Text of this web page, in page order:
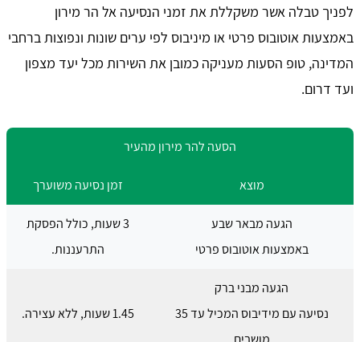
לפניך טבלה אשר משקללת את זמני הנסיעה אל הר מירון
באמצעות אוטובוס פרטי או מיניבוס לפי ערים שונות ונפוצות ברחבי
המדינה, טופ הסעות מעניקה כמובן את השירות מכל יעד מצפון
ועד דרום.
הסעה להר מירון מהעיר
מוצא זמן נסיעה משוערך
הגעה מבאר שבע
באמצעות אוטובוס פרטי
3 שעות, כולל הפסקת
התרעננות.
הגעה מבני ברק
נסיעה עם מידיבוס המכיל עד 35
1.45 שעות, ללא עצירה.